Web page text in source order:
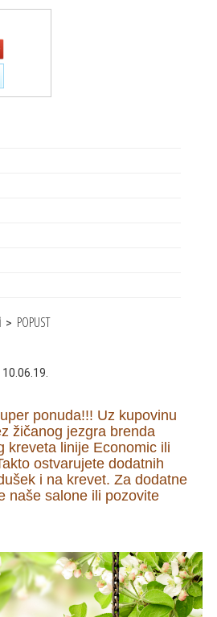
> POPUST
10.06.19.
ponuda!!! Uz kupovinu
žičanog jezgra brenda
kreveta linije Economic ili
ostvarujete dodatnih
i na krevet. Za dodatne
naše salone ili pozovite